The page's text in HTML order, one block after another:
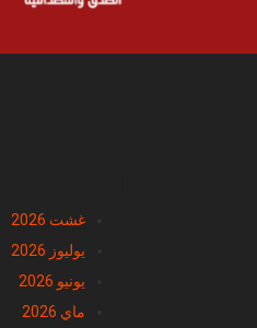
غشت 2026
يوليوز 2026
يونيو 2026
ماي 2026